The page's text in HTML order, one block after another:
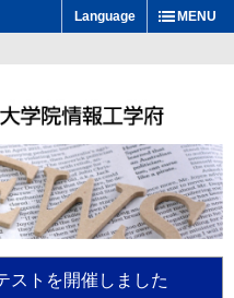
MENU
Language
ストを開催しました